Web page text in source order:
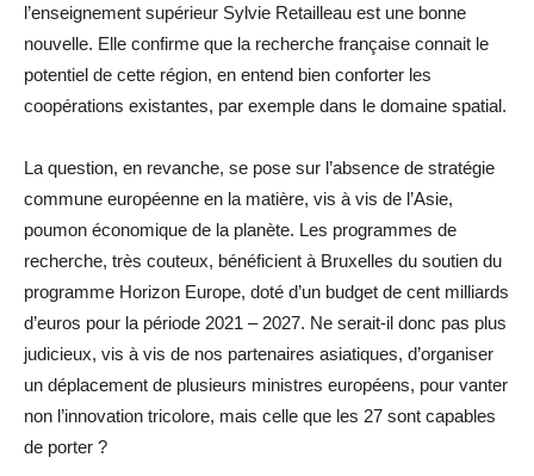
l’enseignement supérieur Sylvie Retailleau est une bonne
nouvelle. Elle confirme que la recherche française connait le
potentiel de cette région, en entend bien conforter les
coopérations existantes, par exemple dans le domaine spatial.
La question, en revanche, se pose sur l’absence de stratégie
commune européenne en la matière, vis à vis de l’Asie,
poumon économique de la planète. Les programmes de
recherche, très couteux, bénéficient à Bruxelles du soutien du
programme Horizon Europe, doté d’un budget de cent milliards
d’euros pour la période 2021 – 2027. Ne serait-il donc pas plus
judicieux, vis à vis de nos partenaires asiatiques, d’organiser
un déplacement de plusieurs ministres européens, pour vanter
non l’innovation tricolore, mais celle que les 27 sont capables
de porter ?